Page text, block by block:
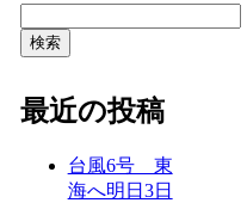
検索
最近の投稿
台風6号 東
海へ明日3日